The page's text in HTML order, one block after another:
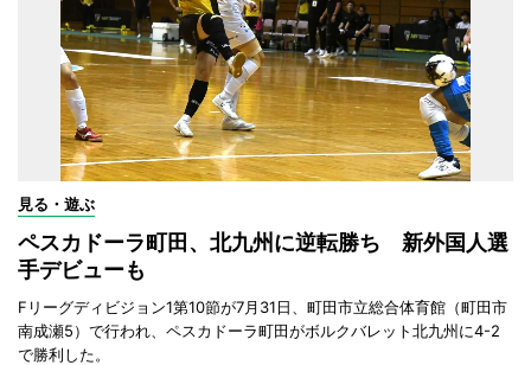
見る・遊ぶ
ペスカドーラ町田、北九州に逆転勝ち 新外国人選
手デビューも
Fリーグディビジョン1第10節が7月31日、町田市立総合体育館（町田市
南成瀬5）で行われ、ペスカドーラ町田がボルクバレット北九州に4-2
で勝利した。